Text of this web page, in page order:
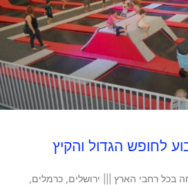
לחופש הגדול והקיץ
בכל רחבי הארץ ||| ירושלים, כרמלים,